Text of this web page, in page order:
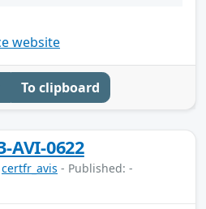
website
To clipboard
AVI-0622
certfr_avis - Published: -